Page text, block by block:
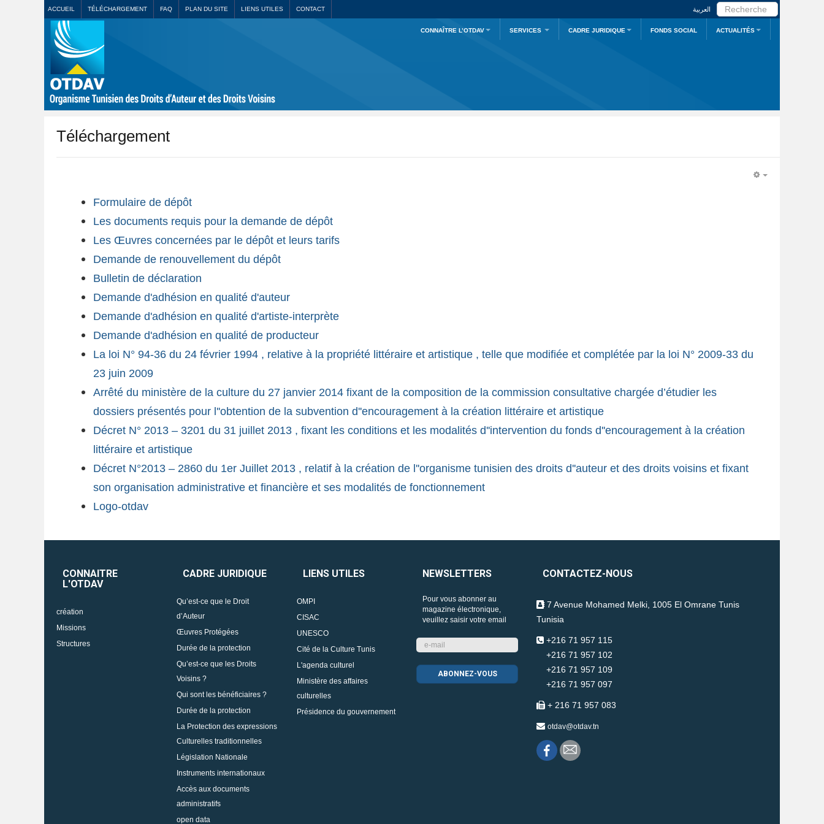
ACCUEIL TÉLÉCHARGEMENT FAQ PLAN DU SITE LIENS UTILES CONTACT
RECHERCHER
العربية
CONNAÎTRE L’OTDAV SERVICES CADRE JURIDIQUE FONDS SOCIAL ACTUALITÉS
Téléchargement
Formulaire de dépôt
Les documents requis pour la demande de dépôt
Les Œuvres concernées par le dépôt et leurs tarifs
Demande de renouvellement du dépôt
Bulletin de déclaration
Demande d'adhésion en qualité d'auteur
Demande d'adhésion en qualité d'artiste-interprète
Demande d'adhésion en qualité de producteur
La loi N° 94-36 du 24 février 1994 , relative à la propriété littéraire et artistique , telle que modifiée et complétée par la loi N° 2009-33 du
23 juin 2009
Arrêté du ministère de la culture du 27 janvier 2014 fixant de la composition de la commission consultative chargée d’étudier les
dossiers présentés pour l''obtention de la subvention d''encouragement à la création littéraire et artistique
Décret N° 2013 – 3201 du 31 juillet 2013 , fixant les conditions et les modalités d''intervention du fonds d''encouragement à la création
littéraire et artistique
Décret N°2013 – 2860 du 1er Juillet 2013 , relatif à la création de l''organisme tunisien des droits d''auteur et des droits voisins et fixant
son organisation administrative et financière et ses modalités de fonctionnement
Logo-otdav
CONNAITRE
L'OTDAV
création
Missions
Structures
CADRE JURIDIQUE
Qu’est-ce que le Droit
d’Auteur
Œuvres Protégées
Durée de la protection
Qu’est-ce que les Droits
Voisins ?
Qui sont les bénéficiaires ?
Durée de la protection
La Protection des expressions
Culturelles traditionnelles
Législation Nationale
Instruments internationaux
Accès aux documents
administratifs
open data
LIENS UTILES
OMPI
CISAC
UNESCO
Cité de la Culture Tunis
L'agenda culturel
Ministère des affaires
culturelles
Présidence du gouvernement
NEWSLETTERS
Pour vous abonner au
magazine électronique,
veuillez saisir votre email
CONTACTEZ-NOUS
7 Avenue Mohamed Melki, 1005 El Omrane Tunis
Tunisia
+216 71 957 115
+216 71 957 102
+216 71 957 109
+216 71 957 097
+ 216 71 957 083
otdav@otdav.tn